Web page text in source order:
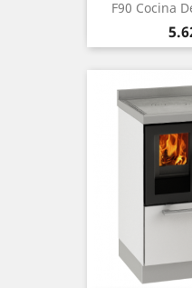
F90 Cocina